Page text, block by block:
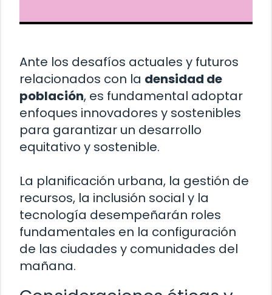
Ante los desafíos actuales y futuros
relacionados con la densidad de
población, es fundamental adoptar
enfoques innovadores y sostenibles
para garantizar un desarrollo
equitativo y sostenible.
La planificación urbana, la gestión de
recursos, la inclusión social y la
tecnología desempeñarán roles
fundamentales en la configuración
de las ciudades y comunidades del
mañana.